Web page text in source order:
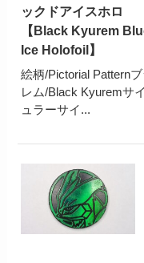
ックドアイスホロ
【Black Kyurem
Ice Holofoil】
絵柄/Pictorial Pattern
レム/Black Kyuremサ
ュラーサイ...